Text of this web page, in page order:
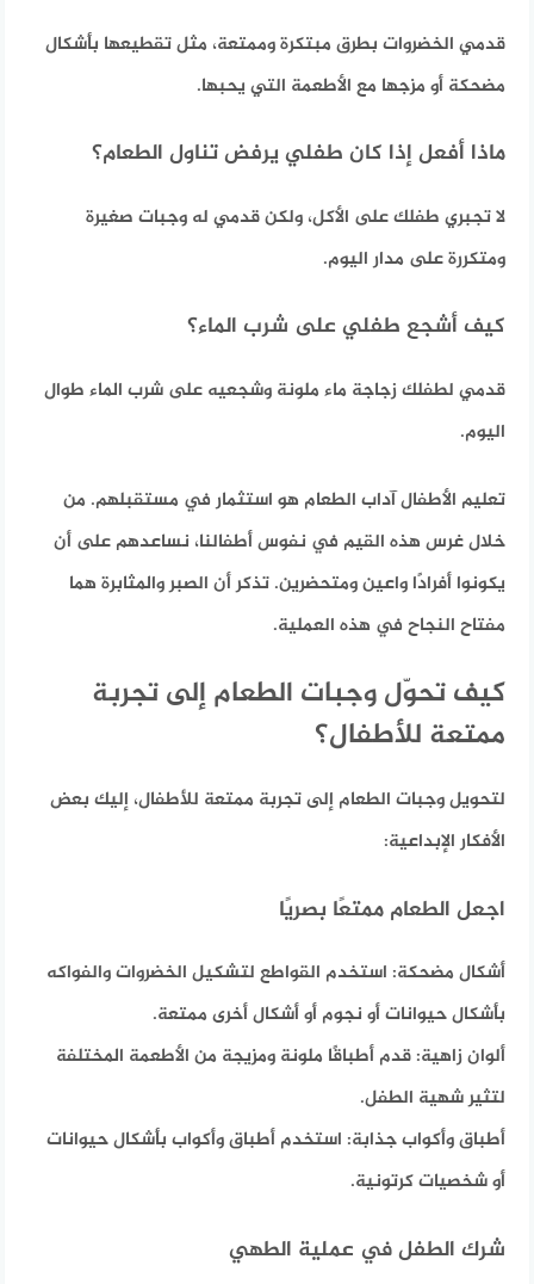
قدمي الخضروات بطرق مبتكرة وممتعة، مثل تقطيعها بأشكال
مضحكة أو مزجها مع الأطعمة التي يحبها.
ماذا أفعل إذا كان طفلي يرفض تناول الطعام؟
لا تجبري طفلك على الأكل، ولكن قدمي له وجبات صغيرة
ومتكررة على مدار اليوم.
كيف أشجع طفلي على شرب الماء؟
قدمي لطفلك زجاجة ماء ملونة وشجعيه على شرب الماء طوال
اليوم.
تعليم الأطفال آداب الطعام هو استثمار في مستقبلهم. من
خلال غرس هذه القيم في نفوس أطفالنا، نساعدهم على أن
يكونوا أفرادًا واعين ومتحضرين. تذكر أن الصبر والمثابرة هما
مفتاح النجاح في هذه العملية.
كيف تحوّل وجبات الطعام إلى تجربة
ممتعة للأطفال؟
لتحويل وجبات الطعام إلى تجربة ممتعة للأطفال، إليك بعض
الأفكار الإبداعية:
اجعل الطعام ممتعًا بصريًا
أشكال مضحكة: استخدم القواطع لتشكيل الخضروات والفواكه
بأشكال حيوانات أو نجوم أو أشكال أخرى ممتعة.
ألوان زاهية: قدم أطباقًا ملونة ومزيجة من الأطعمة المختلفة
لتثير شهية الطفل.
أطباق وأكواب جذابة: استخدم أطباق وأكواب بأشكال حيوانات
أو شخصيات كرتونية.
شرك الطفل في عملية الطهي